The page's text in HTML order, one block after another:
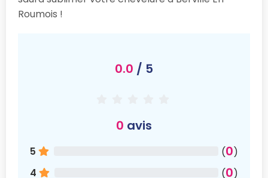
Roumois !
0.0 / 5
0 avis
5 (0)
4
(0)